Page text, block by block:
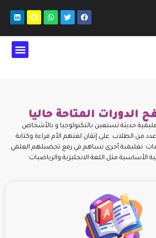
الدورات المتاحة حاليا
حديثة تستعين بالتكنولوجيا و بالأشخاص
من الطلاب على إتقان لغتهم الأم قراءة وكتابة
تعليمية أخرى تساهم في رفع تحصيلهم العلمي
الأساسية مثل اللغة الانجليزية والرياضيات